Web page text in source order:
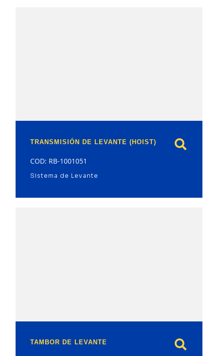
TRANSMISIÓN DE LEVANTE (HOIST)
COD: RB-1001051
Sistema de Levante
TAMBOR DE LEVANTE